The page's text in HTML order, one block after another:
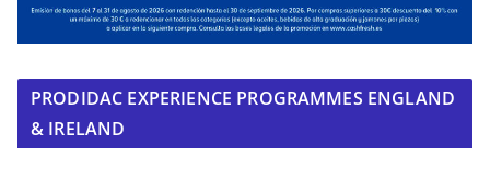
PRODIDAC EXPERIENCE PROGRAMMES ENGLAND
& IRELAND